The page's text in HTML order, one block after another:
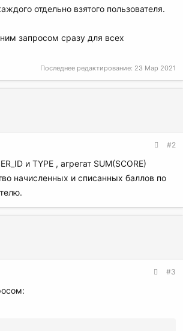
отдельно взятого пользователя.
запросом сразу для всех
Последнее редактирование: 23 Мар 2021
#2
и TYPE , агрегат SUM(SCORE)
начисленных и списанных баллов по
#3